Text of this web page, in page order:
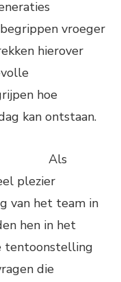
vroeger
hierover
hoe
kan ontstaan.
Als
plezier
van het team in
hen in het
tentoonstelling
die